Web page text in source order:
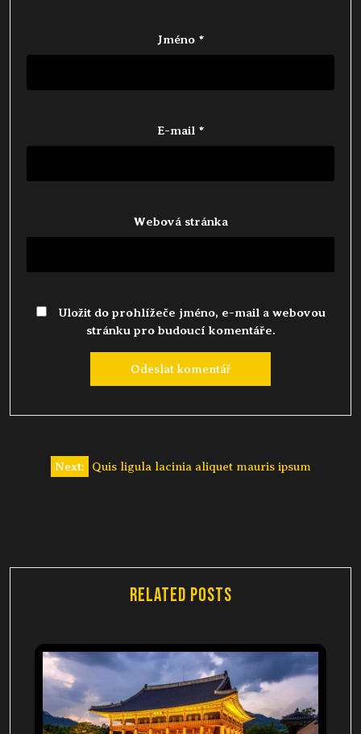
Jméno *
E-mail *
Webová stránka
Uložit do prohlížeče jméno, e-mail a webovou
stránku pro budoucí komentáře.
Next: Quis ligula lacinia aliquet mauris ipsum
Related Posts